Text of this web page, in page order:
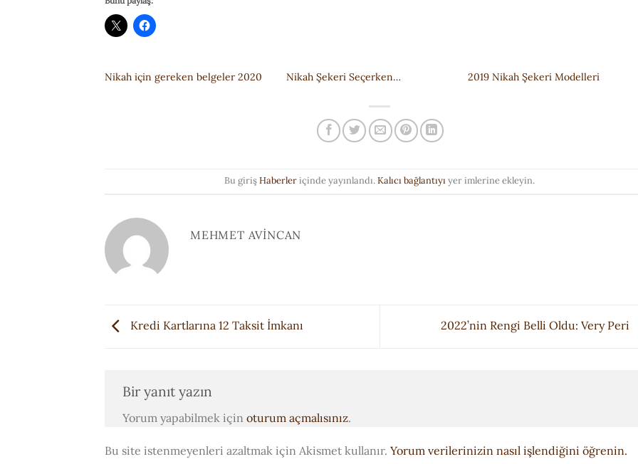
Nikah için gereken belgeler 2020 Nikah Şekeri Seçerken… 2019 Nikah Şekeri Modelleri
Bu girişHaberleriçinde yayınlandı.Kalıcı bağlantıyı yer imlerine ekleyin.
MEHMET AVINCAN
Kredi Kartlarına 12 Taksit İmkanı 2022’nin Rengi Belli Oldu: Very Peri
Bir yanıt yazın
Yorum yapabilmek için oturum açmalısınız.
Bu site istenmeyenleri azaltmak için Akismet kullanır. Yorum verilerinizin nasıl işlendiğini öğrenin.